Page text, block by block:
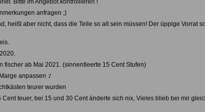
Bitte im Angebot kontrollieren !
anfragen ;)
heißt aber nicht, dass die Teile so alt sein müssen! Der üppige Vorrat
ab Mai 2021. (sinnentleerte 15 Cent Stufen)
anpassen :/
teurer wurden
teuer, bei 15 und 30 Cent änderte sich nix, Vieles blieb bei mir